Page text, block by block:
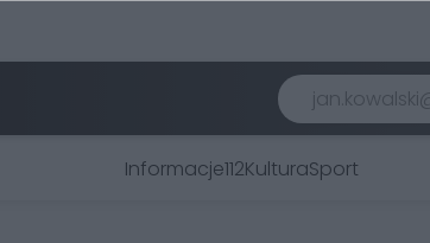
Informacje112KulturaSport